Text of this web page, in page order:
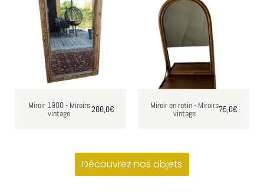
Miroir 1900 - Miroirs
vintage 200,0€ Miroir en rotin - Miroirs
vintage 75,0€
Découvrez nos objets